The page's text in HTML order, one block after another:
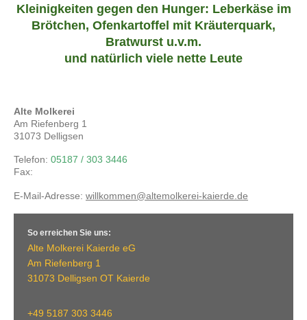
Kleinigkeiten gegen den Hunger: Leberkäse im
Brötchen, Ofenkartoffel mit Kräuterquark,
Bratwurst u.v.m.
und natürlich viele nette Leute
Alte Molkerei
Am Riefenberg 1
31073 Delligsen
Telefon: 05187 / 303 3446
Fax:
E-Mail-Adresse: willkommen@altemolkerei-kaierde.de
So erreichen Sie uns:
Alte Molkerei Kaierde eG
Am Riefenberg 1
31073 Delligsen OT Kaierde
+49 5187 303 3446